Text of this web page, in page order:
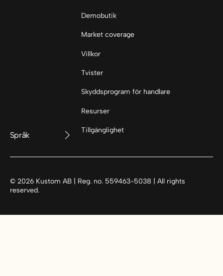
Språk
Demobutik
Market coverage
Villkor
Tvister
Skyddsprogram för handlare
Resurser
Tillgänglighet
© 2026Kustom AB | Reg. no. 559463-5038 | All rights
reserved.